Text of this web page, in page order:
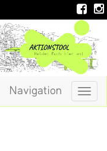
Navigation